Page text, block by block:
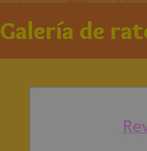
Galería de